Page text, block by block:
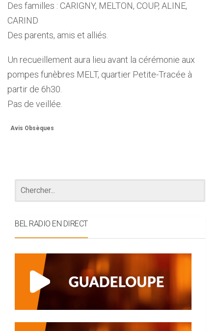
Des familles : CARIGNY, MELTON, COUP, ALINE,
CARIND
Des parents, amis et alliés.
Un recueillement aura lieu avant la cérémonie aux
pompes funèbres MELT, quartier Petite-Tracée à
partir de 6h30.
Pas de veillée.
Avis Obsèques
BEL RADIO EN DIRECT